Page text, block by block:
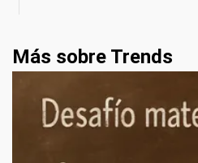
Más sobre Trends